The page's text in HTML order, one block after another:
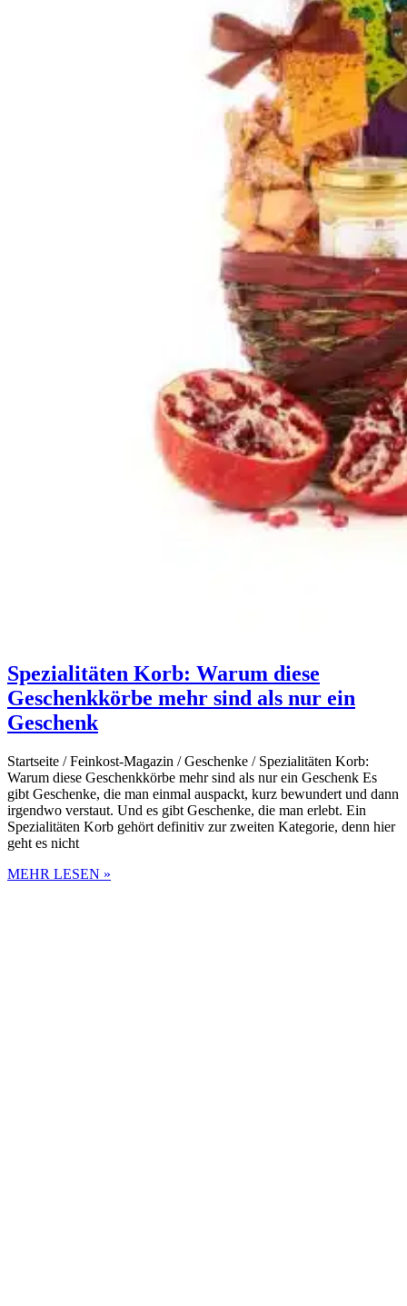
Spezialitäten Korb: Warum diese
Geschenkkörbe mehr sind als nur ein
Geschenk
Startseite / Feinkost-Magazin / Geschenke / Spezialitäten Korb:
Warum diese Geschenkkörbe mehr sind als nur ein Geschenk Es
gibt Geschenke, die man einmal auspackt, kurz bewundert und dann
irgendwo verstaut. Und es gibt Geschenke, die man erlebt. Ein
Spezialitäten Korb gehört definitiv zur zweiten Kategorie, denn hier
geht es nicht
MEHR LESEN »